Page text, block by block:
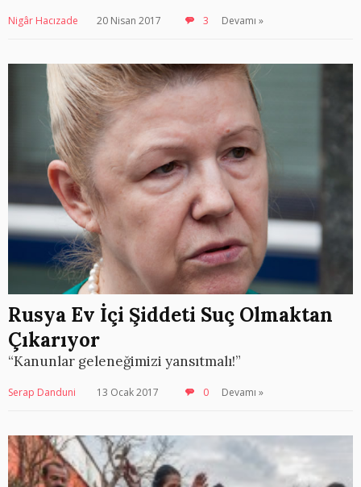
Nigâr Hacızade 20 Nisan 2017 3 Devamı »
Rusya Ev İçi Şiddeti Suç Olmaktan
Çıkarıyor
“Kanunlar geleneğimizi yansıtmalı!”
Serap Danduni 13 Ocak 2017 0 Devamı »